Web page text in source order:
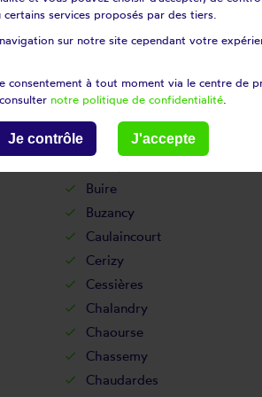
Bouffignereux
Bourguignon-sous-
Braye-en-thiérache
Brunehamel
Buire
Buzancy
Caulaincourt
Cerizy
Cessières
Chalandry
Chaourse
Chassemy
Chaudardes
services proposés par des tiers.
sur notre site cependant votre
consentement à tout moment via le centre de
notre politique de confidentialité
Je contrôle J'accepte